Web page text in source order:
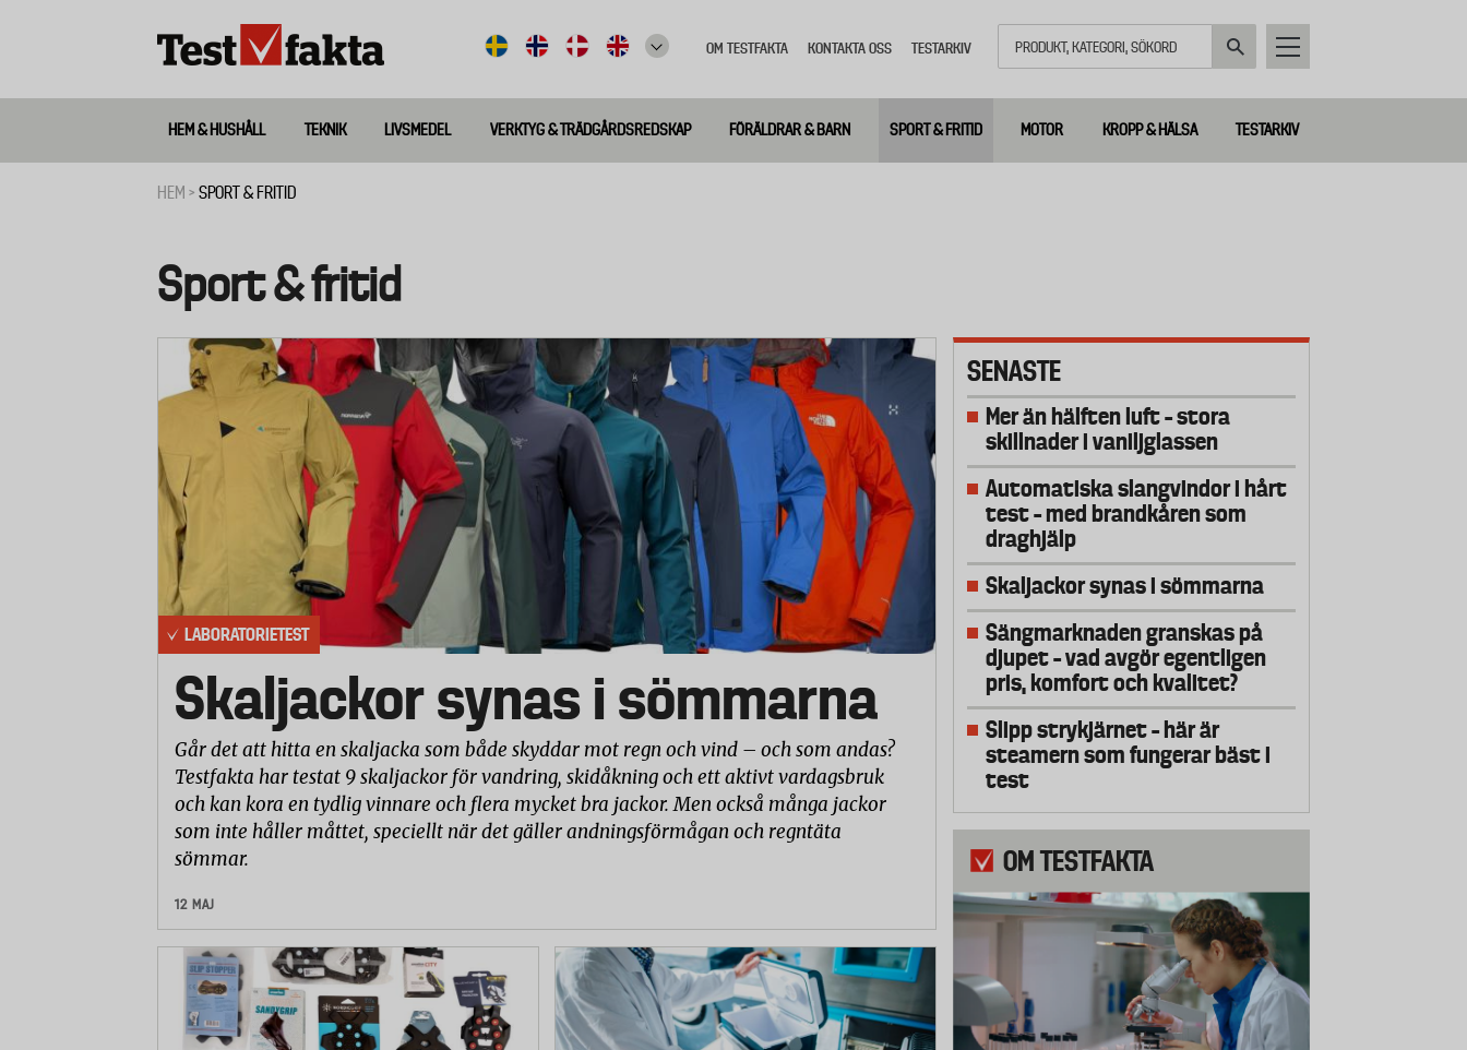
meny
OM TESTFAKTA KONTAKTA OSS TESTARKIV
Huvudmeny
ny
HEM & HUSHÅLL TEKNIK LIVSMEDEL VERKTYG & TRÄDGÅRDSREDSKAP FÖRÄLDRAR & BARN SPORT & FRITID MOTOR KROPP & HÄLSA TESTARKIV
HEM SPORT & FRITID
Sport & fritid
LABORATORIETEST
Skaljackor synas i sömmarna
Går det att hitta en skaljacka som både skyddar mot regn och vind – och som andas?
Testfakta har testat 9 skaljackor för vandring, skidåkning och ett aktivt vardagsbruk
och kan kora en tydlig vinnare och flera mycket bra jackor. Men också många jackor
som inte håller måttet, speciellt när det gäller andningsförmågan och regntäta
sömmar.
12 MAJ
SENASTE
Mer än hälften luft – stora
skillnader i vaniljglassen
Automatiska slangvindor i hårt
test – med brandkåren som
draghjälp
Skaljackor synas i sömmarna
Sängmarknaden granskas på
djupet – vad avgör egentligen
pris, komfort och kvalitet?
Slipp strykjärnet – här är
steamern som fungerar bäst i
test
OM TESTFAKTA